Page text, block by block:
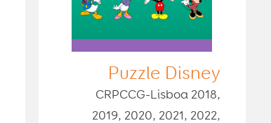
Puzzle Disney
CRPCCG-Lisboa 2018,
2019, 2020, 2021, 2022,